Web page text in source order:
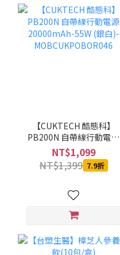
【CUKTECH 酷態科】
PB200N 自帶線行動電源
20000mAh-55W (銀白)-
MOBCUKPOBOR046
NT$1,099
NT$1,399 7.9折